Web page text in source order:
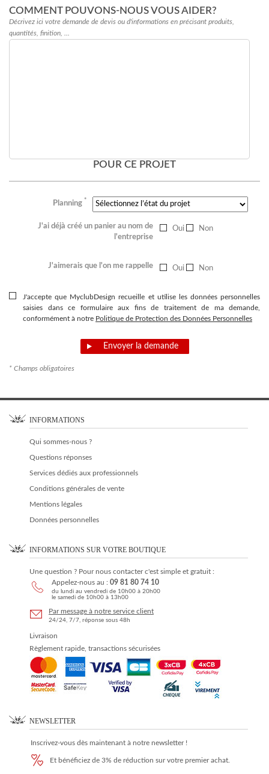
COMMENT POUVONS-NOUS VOUS AIDER?
Décrivez ici votre demande de devis ou d'informations en précisant produits,
quantités, finition, ...
POUR CE PROJET
Planning *
J'ai déjà créé un panier au nom de
l'entreprise
Oui Non
J'aimerais que l'on me rappelle Oui Non
J'accepte que MyclubDesign recueille et utilise les données personnelles
saisies dans ce formulaire aux fins de traitement de ma demande,
conformément à notre Politique de Protection des Données Personnelles
Envoyer la demande
* Champs obligatoires
INFORMATIONS
Qui sommes-nous ?
Questions réponses
Services dédiés aux professionnels
Conditions générales de vente
Mentions légales
Données personnelles
INFORMATIONS SUR VOTRE BOUTIQUE
Une question ? Pour nous contacter c'est simple et gratuit :
Appelez-nous au : 09 81 80 74 10
du lundi au vendredi de 10h00 à 20h00
le samedi de 10h00 à 13h00
Par message à notre service client
24/24, 7/7, réponse sous 48h
Livraison
Règlement rapide, transactions sécurisées
NEWSLETTER
Inscrivez-vous dès maintenant à notre newsletter !
Et bénéficiez de 3% de réduction sur votre premier achat.